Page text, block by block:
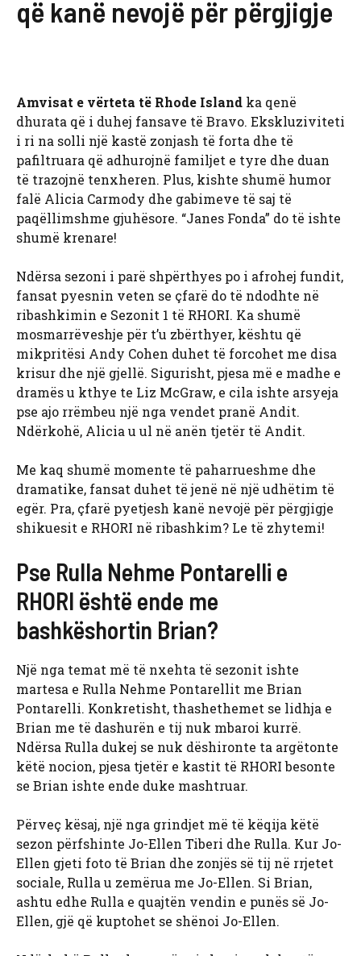
që kanë nevojë për përgjigje
Amvisat e vërteta të Rhode Island ka qenë
dhurata që i duhej fansave të Bravo. Ekskluziviteti
i ri na solli një kastë zonjash të forta dhe të
pafiltruara që adhurojnë familjet e tyre dhe duan
të trazojnë tenxheren. Plus, kishte shumë humor
falë Alicia Carmody dhe gabimeve të saj të
paqëllimshme gjuhësore. “Janes Fonda” do të ishte
shumë krenare!
Ndërsa sezoni i parë shpërthyes po i afrohej fundit,
fansat pyesnin veten se çfarë do të ndodhte në
ribashkimin e Sezonit 1 të RHORI. Ka shumë
mosmarrëveshje për t’u zbërthyer, kështu që
mikpritësi Andy Cohen duhet të forcohet me disa
krisur dhe një gjellë. Sigurisht, pjesa më e madhe e
dramës u kthye te Liz McGraw, e cila ishte arsyeja
pse ajo rrëmbeu një nga vendet pranë Andit.
Ndërkohë, Alicia u ul në anën tjetër të Andit.
Me kaq shumë momente të paharrueshme dhe
dramatike, fansat duhet të jenë në një udhëtim të
egër. Pra, çfarë pyetjesh kanë nevojë për përgjigje
shikuesit e RHORI në ribashkim? Le të zhytemi!
Pse Rulla Nehme Pontarelli e
RHORI është ende me
bashkëshortin Brian?
Një nga temat më të nxehta të sezonit ishte
martesa e Rulla Nehme Pontarellit me Brian
Pontarelli. Konkretisht, thashethemet se lidhja e
Brian me të dashurën e tij nuk mbaroi kurrë.
Ndërsa Rulla dukej se nuk dëshironte ta argëtonte
këtë nocion, pjesa tjetër e kastit të RHORI besonte
se Brian ishte ende duke mashtruar.
Përveç kësaj, një nga grindjet më të këqija këtë
sezon përfshinte Jo-Ellen Tiberi dhe Rulla. Kur Jo-
Ellen gjeti foto të Brian dhe zonjës së tij në rrjetet
sociale, Rulla u zemërua me Jo-Ellen. Si Brian,
ashtu edhe Rulla e quajtën vendin e punës së Jo-
Ellen, gjë që kuptohet se shënoi Jo-Ellen.